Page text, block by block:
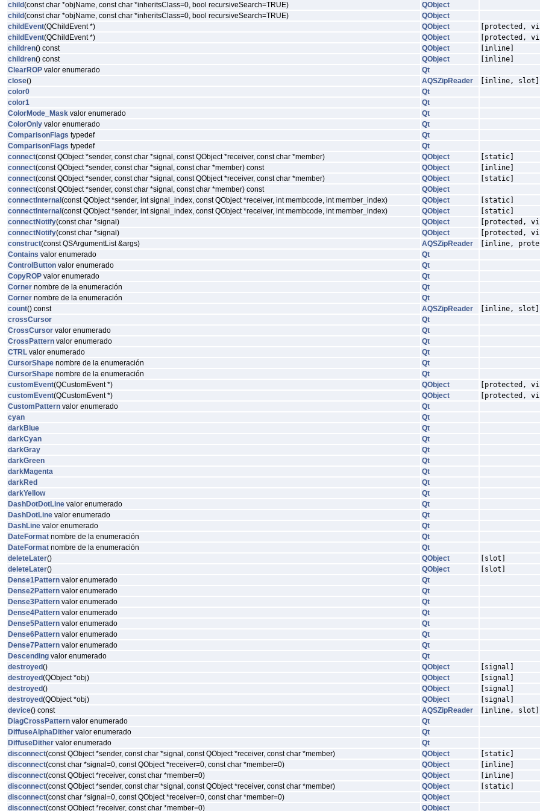
child(const char *objName, const char *inheritsClass=0, bool recursiveSearch=TRUE)
QObject
child(const char *objName, const char *inheritsClass=0, bool recursiveSearch=TRUE)
QObject
childEvent(QChildEvent *) QObject
[protected,
childEvent(QChildEvent *) QObject
[protected,
children() const QObject
[inline]
children() const QObject
[inline]
ClearROP valor enumerado
Qt
close() AQSZipReader
[inline, slot]
color0
Qt
color1
Qt
ColorMode_Mask valor enumerado
Qt
ColorOnly valor enumerado
Qt
ComparisonFlags typedef
Qt
ComparisonFlags typedef
Qt
connect(const QObject *sender, const char *signal, const QObject *receiver, const char *member) QObject
[static]
connect(const QObject *sender, const char *signal, const char *member) const QObject
[inline]
connect(const QObject *sender, const char *signal, const QObject *receiver, const char *member) QObject
[static]
connect(const QObject *sender, const char *signal, const char *member) const
QObject
connectInternal (const QObject *sender, int signal_index, const QObject *receiver, int membcode, int member_index) QObject
[static]
connectInternal (const QObject *sender, int signal_index, const QObject *receiver, int membcode, int member_index) QObject
[static]
connectNotify(const char *signal) QObject
[protected,
connectNotify(const char *signal) QObject
[protected,
construct(const QSArgumentList &args) AQSZipReader
[inline,
Contains valor enumerado
Qt
ControlButton valor enumerado
Qt
CopyROP valor enumerado
Qt
Corner nombre de la enumeración
Qt
Corner nombre de la enumeración
Qt
count() const AQSZipReader
[inline, slot]
crossCursor
Qt
CrossCursor valor enumerado
Qt
CrossPattern valor enumerado
Qt
CTRL valor enumerado
Qt
CursorShape nombre de la enumeración
Qt
CursorShape nombre de la enumeración
Qt
customEvent(QCustomEvent *) QObject
[protected,
customEvent(QCustomEvent *) QObject
[protected,
CustomPattern valor enumerado
Qt
cyan
Qt
darkBlue
Qt
darkCyan
Qt
darkGray
Qt
darkGreen
Qt
darkMagenta
Qt
darkRed
Qt
darkYellow
Qt
DashDotDotLine valor enumerado
Qt
DashDotLine valor enumerado
Qt
DashLine valor enumerado
Qt
DateFormat nombre de la enumeración
Qt
DateFormat nombre de la enumeración
Qt
deleteLater() QObject
[slot]
deleteLater() QObject
[slot]
Dense1Pattern valor enumerado
Qt
Dense2Pattern valor enumerado
Qt
Dense3Pattern valor enumerado
Qt
Dense4Pattern valor enumerado
Qt
Dense5Pattern valor enumerado
Qt
Dense6Pattern valor enumerado
Qt
Dense7Pattern valor enumerado
Qt
Descending valor enumerado
Qt
destroyed() QObject
[signal]
destroyed(QObject *obj) QObject
[signal]
destroyed() QObject
[signal]
destroyed(QObject *obj) QObject
[signal]
device() const AQSZipReader
[inline, slot]
DiagCrossPattern valor enumerado
Qt
DiffuseAlphaDither valor enumerado
Qt
DiffuseDither valor enumerado
Qt
disconnect(const QObject *sender, const char *signal, const QObject *receiver, const char *member) QObject
[static]
disconnect(const char *signal=0, const QObject *receiver=0, const char *member=0) QObject
[inline]
disconnect(const QObject *receiver, const char *member=0) QObject
[inline]
disconnect(const QObject *sender, const char *signal, const QObject *receiver, const char *member) QObject
[static]
disconnect(const char *signal=0, const QObject *receiver=0, const char *member=0)
QObject
disconnect(const QObject *receiver, const char *member=0)
QObject